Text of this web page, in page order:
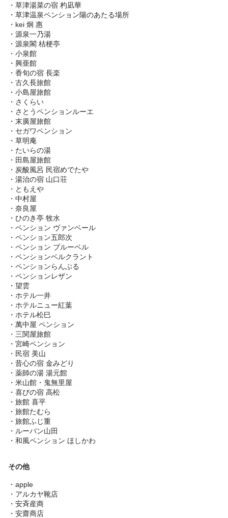
・草津湯菜の宿 杓凪華
・草津温泉ペンション陽のあたる場所
・kei 炯 惠
・源泉一乃湯
・源泉閣 桔梗亭
・小泉館
・興亜館
・香旬の宿 長楽
・古久長旅館
・小島屋旅館
・さくらい
・さとうペンションルーエ
・末廣屋旅館
・セガワペンション
・草明庵
・たいらの湯
・田島屋旅館
・炭酸風呂 民宿めでたや
・湯治の宿 山口荘
・ともえや
・中村屋
・奈良屋
・ひのき亭 牧水
・ペンション ヴァンベール
・ペンション五郎次
・ペンション ブルーベル
・ペンションベルクラント
・ペンションらんぶる
・ペンションレザン
・望雲
・ホテル一井
・ホテルニュー紅葉
・ホテル松巳
・萬中屋 ペンション
・三関屋旅館
・宮崎ペンション
・民宿 美山
・昔心の宿 金みどり
・薬師の湯 湯元館
・米山館・鬼無里屋
・喜びの宿 高松
・旅館 喜平
・旅館たむら
・旅館ふじ重
・ルーバン山田
・和風ペンション ほしかわ
その他
・apple
・アルカヤ靴店
・安斉産商
・安齋商店